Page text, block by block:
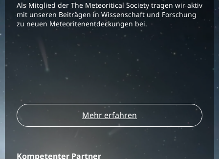
Als Mitglied der The Meteoritical Society tragen wir aktiv
mit unseren Beiträgen in Wissenschaft und Forschung
zu neuen Meteoritenentdeckungen bei.
Mehr erfahren
Kompetenter Partner